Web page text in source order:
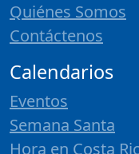
Quiénes Somos
Contáctenos
Calendarios
Eventos
Semana Santa
Hora en Costa